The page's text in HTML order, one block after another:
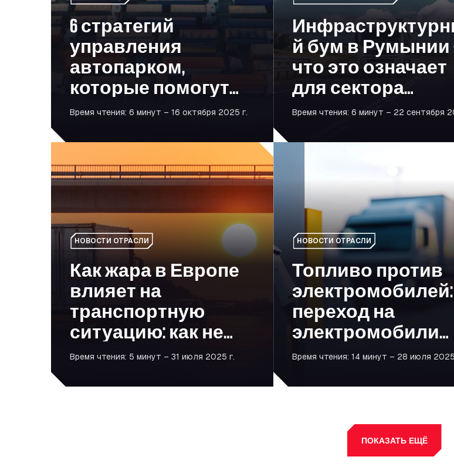
6 стратегий
управления
автопарком,
которые помогут
вам значительно
прибыль
Время чтения: 6 минут – 16 октября 2025 г.
й бум в Румынии
что это означает
для сектора
мобильности
Время чтения: 6 минут – 22 сентября
Как жара в Европе влияет на транспортную ситуацию: как не отставать от событий
НОВОСТИ ОТРАСЛИ
Как жара в Европе
влияет на
транспортную
ситуацию: как не
отставать от
Время чтения: 5 минут – 31 июля 2025 г.
Топливо против электромобилей:
НОВОСТИ ОТРАСЛИ
Топливо против
электромобилей:
переход на
электромобили
дешевле или
экологичнее?
Время чтения: 14 минут – 28 июля
ПОКАЗАТЬ ЕЩЁ